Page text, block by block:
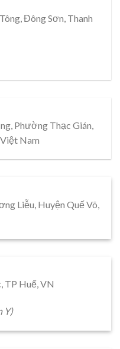
Đông Sơn, Thanh
Phường Thạc Gián,
Nam
Liễu, Huyện Quế Võ,
TP Huế, VN
Y)